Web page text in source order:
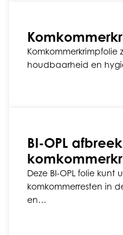
Komkommerkrimpfolie
houdbaarheid en
BI-OPL
Deze BI-OPL folie kunt
komkommerresten in
en…